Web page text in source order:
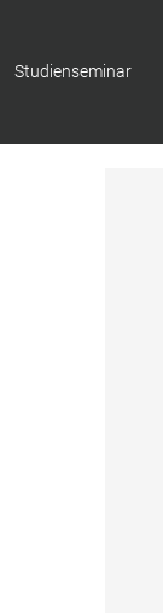
Studienseminar